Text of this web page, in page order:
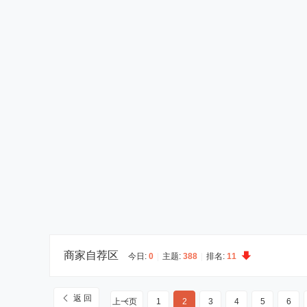
商家自荐区 今日: 0 主题: 388 排名: 11
返 回 上一页 1 2 3 4 5 6